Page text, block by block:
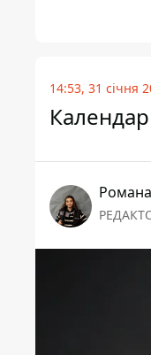
14:53, 31 січня